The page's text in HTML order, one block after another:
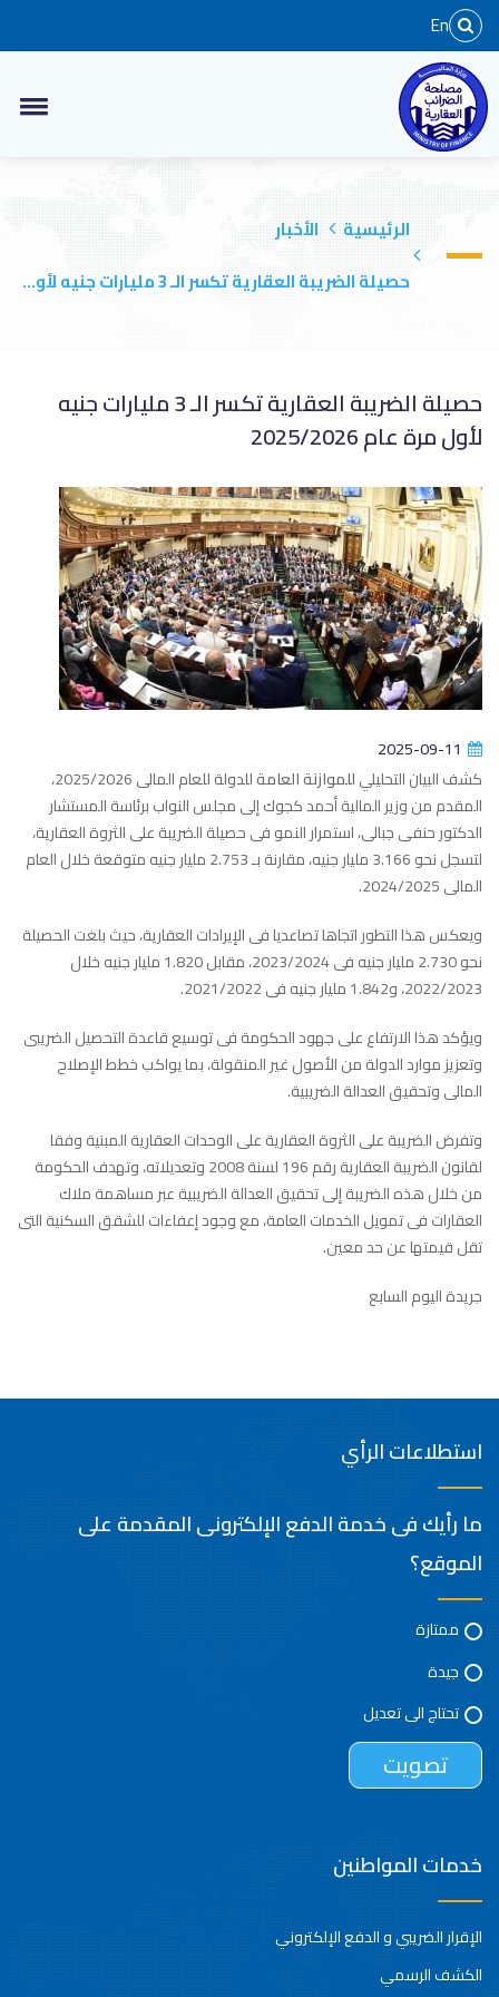
En
الرئيسية
الأخبار
حصيلة الضريبة العقارية تكسر الـ 3 مليارات جنيه لأو...
حصيلة الضريبة العقارية تكسر الـ 3 مليارات جنيه
لأول مرة عام 2025/2026
2025-09-11
كشف البيان التحليليللموازنة العامة
للدولة للعام المالى 2025/2026،
المقدم من وزير المالية أحمد كجوك إلى مجلس النواب برئاسة المستشار
الدكتور حنفى جبالى، استمرار النمو فى حصيلة الضريبة على الثروة العقارية،
لتسجل نحو 3.166 مليار جنيه، مقارنة بـ 2.753 مليار جنيه متوقعة خلال العام
المالى 2024/2025
.
ويعكس هذا التطور اتجاها تصاعديا فى الإيرادات العقارية، حيث بلغت الحصيلة
نحو 2.730 مليار جنيه فى 2023/2024، مقابل 1.820 مليار جنيه خلال
2022/2023، و1.842 مليار جنيه فى 2021/2022.
ويؤكد هذا الارتفاع على جهود الحكومة فى توسيع قاعدة التحصيل الضريبى
وتعزيز موارد الدولة من الأصول غير المنقولة، بما يواكب خطط الإصلاح
المالى وتحقيق العدالة الضريبية.
وتفرض الضريبة على الثروة العقارية على الوحدات العقارية المبنية وفقا
لقانون الضريبة العقارية رقم 196 لسنة 2008 وتعديلاته، وتهدف الحكومة
من خلال هذه الضريبة إلى تحقيق العدالة الضريبية عبر مساهمة ملاك
العقارات فى تمويل الخدمات العامة، مع وجود إعفاءات للشقق السكنية التى
تقل قيمتها عن حد معين.
جريدة اليوم السابع
استطلاعات الرأي
ما رأيك فى خدمة الدفع الإلكترونى المقدمة على
الموقع؟
ممتازة
جيدة
تحتاج الى تعديل
خدمات المواطنين
الإقرار الضريبي و الدفع الإلكتروني
الكشف الرسمي